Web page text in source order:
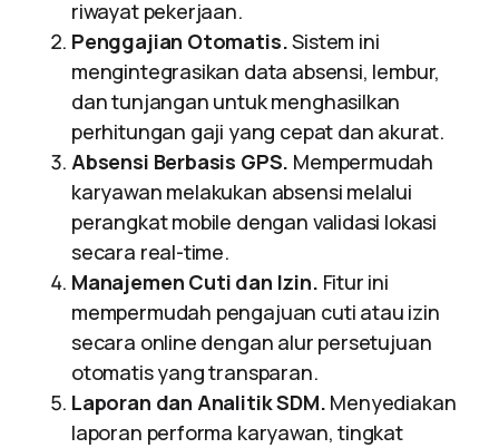
riwayat pekerjaan.
Penggajian Otomatis.Sistem ini
mengintegrasikan data absensi, lembur,
dan tunjangan untuk menghasilkan
perhitungan gaji yang cepat dan akurat.
Absensi Berbasis GPS. Mempermudah
karyawan melakukan absensi melalui
perangkat mobile dengan validasi lokasi
secara real-time.
Manajemen Cuti dan Izin. Fitur ini
mempermudah pengajuan cuti atau izin
secara online dengan alur persetujuan
otomatis yang transparan.
Laporan dan Analitik SDM. Menyediakan
laporan performa karyawan, tingkat